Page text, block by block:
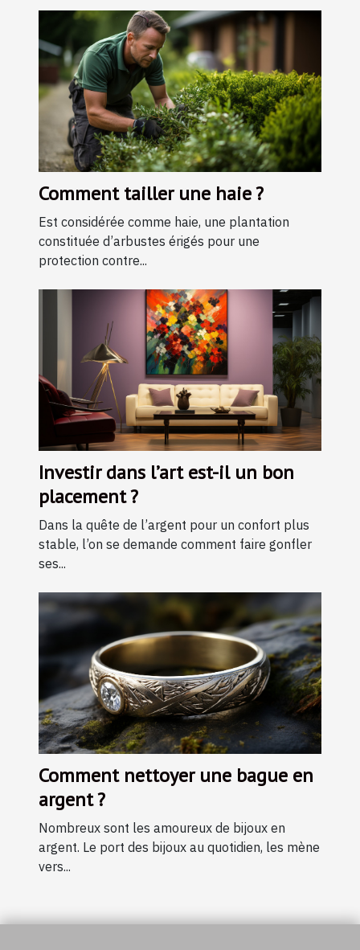
Comment tailler une haie ?
Est considérée comme haie, une plantation
constituée d’arbustes érigés pour une
protection contre...
Investir dans l’art est-il un bon
placement ?
Dans la quête de l’argent pour un confort plus
stable, l’on se demande comment faire gonfler
ses...
Comment nettoyer une bague en
argent ?
Nombreux sont les amoureux de bijoux en
argent. Le port des bijoux au quotidien, les mène
vers...